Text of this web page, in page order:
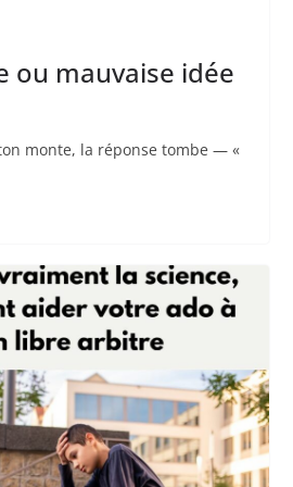
ou mauvaise idée
monte, la réponse tombe — «